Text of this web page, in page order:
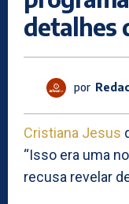
detalhes
por
Cristiana Jesus
“Isso era uma
recusa revelar